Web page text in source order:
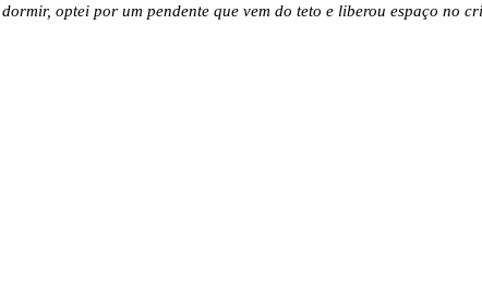
optei por um pendente que vem do teto e liberou espaço no